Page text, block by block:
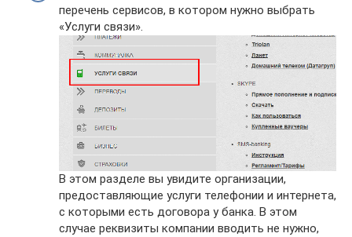
перечень сервисов, в котором нужно выбрать
«Услуги связи».
В этом разделе вы увидите организации,
предоставляющие услуги телефонии и интернета,
с которыми есть договора у банка. В этом
случае реквизиты компании вводить не нужно,